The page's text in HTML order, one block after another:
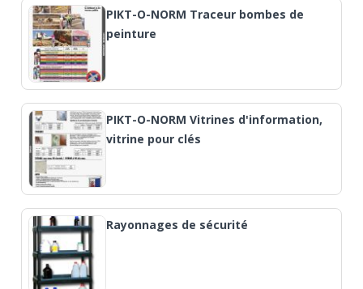
PIKT-O-NORM Traceur bombes de
peinture
PIKT-O-NORM Vitrines d'information,
vitrine pour clés
Rayonnages de sécurité